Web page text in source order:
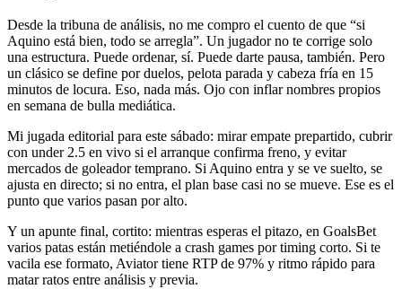
Desde la tribuna de análisis, no me compro el cuento de que “si
Aquino está bien, todo se arregla”. Un jugador no te corrige solo
una estructura. Puede ordenar, sí. Puede darte pausa, también. Pero
un clásico se define por duelos, pelota parada y cabeza fría en 15
minutos de locura. Eso, nada más. Ojo con inflar nombres propios
en semana de bulla mediática.
Mi jugada editorial para este sábado: mirar empate prepartido, cubrir
con under 2.5 en vivo si el arranque confirma freno, y evitar
mercados de goleador temprano. Si Aquino entra y se ve suelto, se
ajusta en directo; si no entra, el plan base casi no se mueve. Ese es el
punto que varios pasan por alto.
Y un apunte final, cortito: mientras esperas el pitazo, en GoalsBet
varios patas están metiéndole a crash games por timing corto. Si te
vacila ese formato, Aviator tiene RTP de 97% y ritmo rápido para
matar ratos entre análisis y previa.